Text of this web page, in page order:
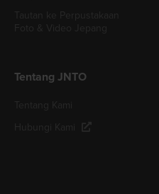
Tentang JNTO